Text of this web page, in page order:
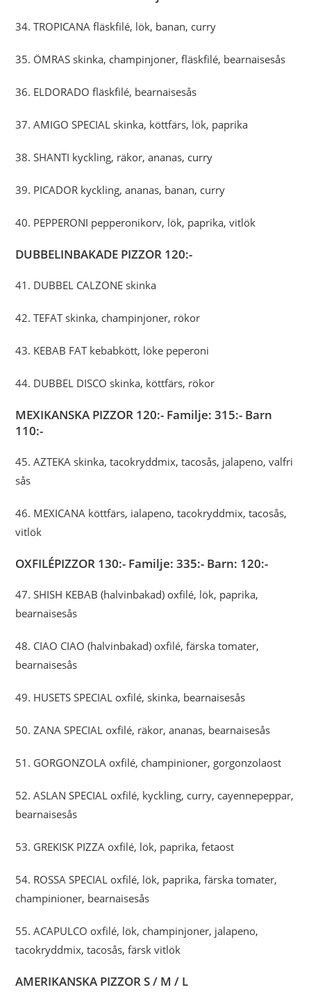
34. TROPICANA fläskfilé, lök, banan, curry
35. ÖMRAS skinka, champinjoner, fläskfilé, bearnaisesås
36. ELDORADO fläskfilé, bearnaisesås
37. AMIGO SPECIAL skinka, köttfärs, lök, paprika
38. SHANTI kyckling, räkor, ananas, curry
39. PICADOR kyckling, ananas, banan, curry
40. PEPPERONI pepperonikorv, lök, paprika, vitlök
DUBBELINBAKADE PIZZOR 120:-
41. DUBBEL CALZONE skinka
42. TEFAT skinka, champinjoner, rökor
43. KEBAB FAT kebabkött, löke peperoni
44. DUBBEL DISCO skinka, köttfärs, rökor
MEXIKANSKA PIZZOR 120:- Familje: 315:- Barn
110:-
45. AZTEKA skinka, tacokryddmix, tacosås, jalapeno, valfri
sås
46. MEXICANA köttfärs, ialapeno, tacokryddmix, tacosås,
vitlök
OXFILÉPIZZOR 130:- Familje: 335:- Barn: 120:-
47. SHISH KEBAB (halvinbakad) oxfilé, lök, paprika,
bearnaisesås
48. CIAO CIAO (halvinbakad) oxfilé, färska tomater,
bearnaisesås
49. HUSETS SPECIAL oxfilé, skinka, bearnaisesås
50. ZANA SPECIAL oxfilé, räkor, ananas, bearnaisesås
51. GORGONZOLA oxfilé, champinioner, gorgonzolaost
52. ASLAN SPECIAL oxfilé, kyckling, curry, cayennepeppar,
bearnaisesås
53. GREKISK PIZZA oxfilé, lök, paprika, fetaost
54. ROSSA SPECIAL oxfilé, lök, paprika, färska tomater,
champinioner, bearnaisesås
55. ACAPULCO oxfilé, lök, champinjoner, jalapeno,
tacokryddmix, tacosås, färsk vitlök
AMERIKANSKA PIZZOR S / M / L